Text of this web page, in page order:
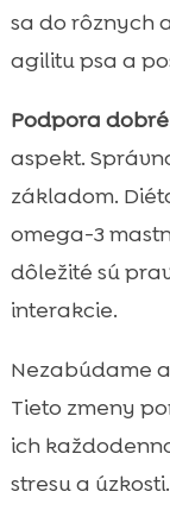
sa do rôznych
agilitu psa a
Podpora
aspekt.
základom.
omega-3
dôležité sú
interakcie.
Nezabúdame
Tieto zmeny
ich
stresu a úzkosti.